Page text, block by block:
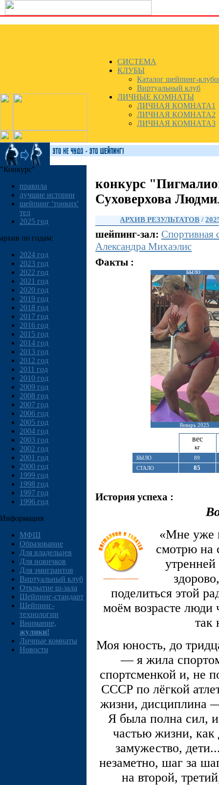
СИСТЕМА
КЛУБЫ
Каталог шейпинг-
Виртуальный клуб
ЛИЧНЫЕ КОМНАТЫ
ЛИЧНАЯ КОМНАТА1
ЛИЧНАЯ КОМНАТА2
ЛИЧНАЯ КОМНАТА3
"Конкурс"
правила
лучшие истории
шейпинг 'тонких'
тел
2025 год
архив по годам:
2024 год
2023 год
2022 год
2021 год
2020 год
2019 год
2018 год
2017 год
2016 год
2015 год
2014 год
2013 год
2012 год
2011 год
2010 год
2009 год
2008 год
2007 год
2006 год
2005 год
2004 год
2003 год
2002 год
2001 год
2000 год
1999 год
1998 год
1997 год
1996 год
Информация
МФШ
Образование
Для владельцев
Для новичков
Для эмигрантов
Виртуальный клуб
Открытие ш-зала
Шейпинг-стандарт
Шейпинг-
технологии
Внимание,
жулики!
Личные комнаты
Новости
конкурс
Суховерхова
АРХИВ РЕЗУЛЬТАТОВ /
шейпинг-зал: Спортивная
Александра Михаэлис
Факты :
БЫЛО :
Январь 2025
вес
кг
БЫЛО
89
СТАЛО
85
История успеха :
«Мне уже
смотрю на
поделиться этой
моём возрасте люди
так
Моя юность, до
— я жила
спортсменкой и, не
СССР по лёгкой
жизни, дисциплина
Я была полна сил,
частью жизни,
замужество,
незаметно, шаг за
на второй,